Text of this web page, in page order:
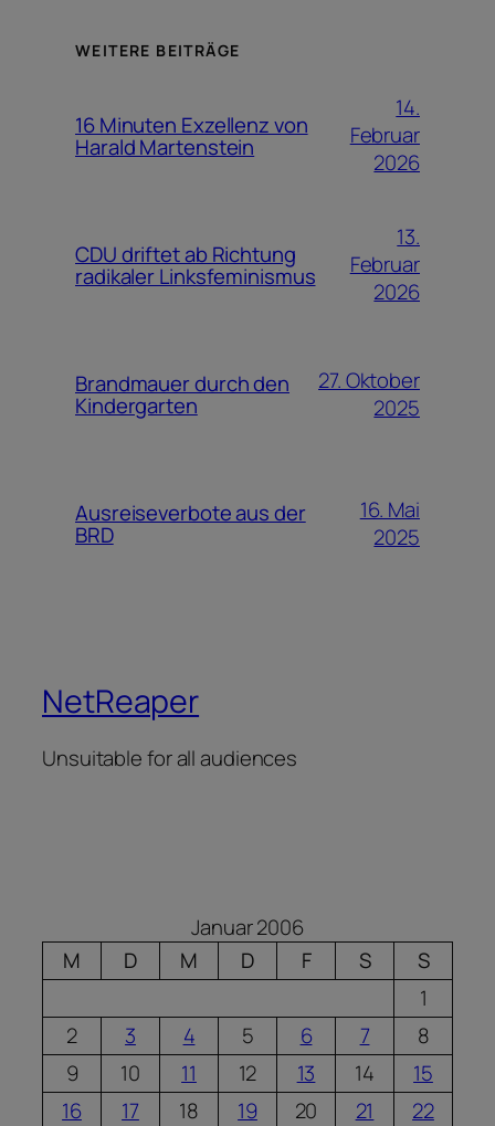
WEITERE BEITRÄGE
16 Minuten Exzellenz von
Harald Martenstein
14.
Februar
2026
CDU driftet ab Richtung
radikaler Linksfeminismus
13.
Februar
2026
Brandmauer durch den
Kindergarten
27. Oktober
2025
Ausreiseverbote aus der
BRD
16. Mai
2025
NetReaper
Unsuitable for all audiences
Januar 2006
M
D M D F S
S
1
2
3 4 5 6 7
8
9
10 11 12 13 14
15
16
17 18 19 20 21
22